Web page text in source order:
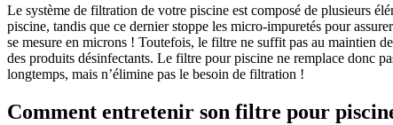
Le système de filtration de votre piscine est composé de plusieurs
piscine, tandis que ce dernier stoppe les micro-impuretés pour
se mesure en microns ! Toutefois, le filtre ne suffit pas au maintien
des produits désinfectants. Le filtre pour piscine ne remplace donc
longtemps, mais n’élimine pas le besoin de filtration !
Comment entretenir son filtre pour